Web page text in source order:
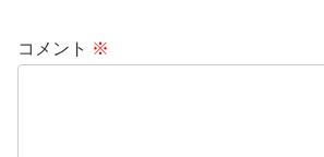
コメント ※